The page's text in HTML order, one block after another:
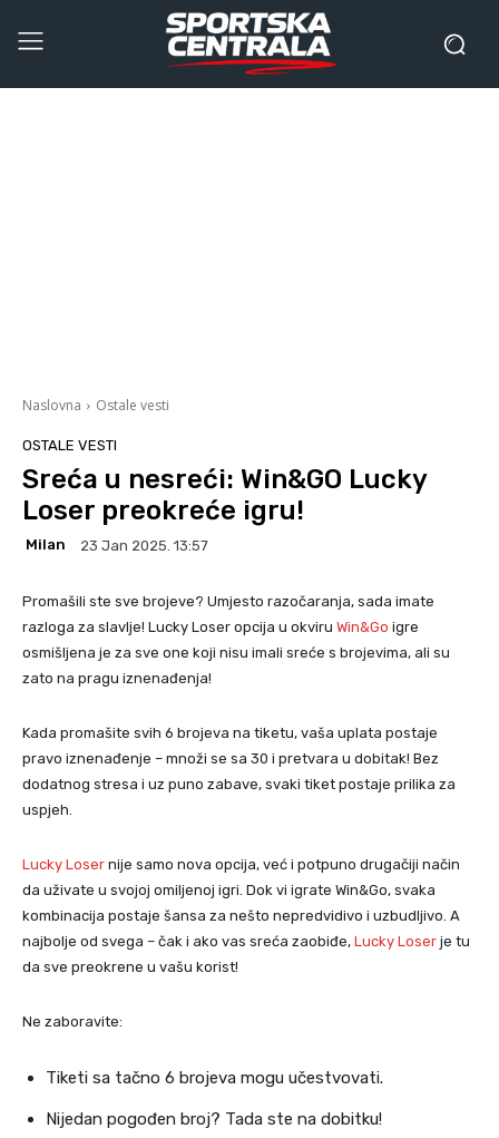
Naslovna Ostale vesti
OSTALE VESTI
Sreća u nesreći: Win&GO Lucky
Loser preokreće igru!
Milan 23 Jan 2025. 13:57
Promašili ste sve brojeve? Umjesto razočaranja, sada imate
razloga za slavlje! Lucky Loser opcija u okviru Win&Go igre
osmišljena je za sve one koji nisu imali sreće s brojevima, ali su
zato na pragu iznenađenja!
Kada promašite svih 6 brojeva na tiketu, vaša uplata postaje
pravo iznenađenje – množi se sa 30 i pretvara u dobitak! Bez
dodatnog stresa i uz puno zabave, svaki tiket postaje prilika za
uspjeh.
Lucky Loser nije samo nova opcija, već i potpuno drugačiji način
da uživate u svojoj omiljenoj igri. Dok vi igrate Win&Go, svaka
kombinacija postaje šansa za nešto nepredvidivo i uzbudljivo. A
najbolje od svega – čak i ako vas sreća zaobiđe, Lucky Loser je tu
da sve preokrene u vašu korist!
Ne zaboravite:
Tiketi sa tačno 6 brojeva mogu učestvovati.
Nijedan pogođen broj? Tada ste na dobitku!